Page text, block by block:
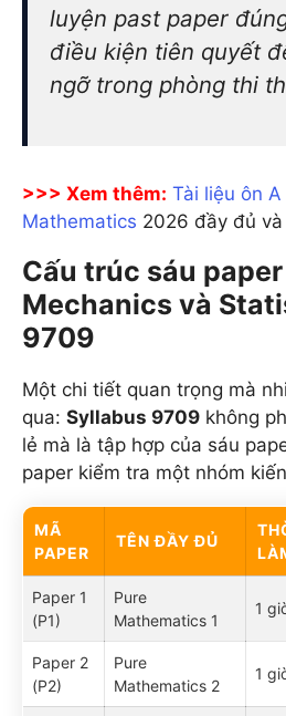
luyện past paper
điều kiện tiên quyết
ngỡ trong phòng thi
>>> Xem thêm: Tài liệu ôn
Mathematics 2026 đầy đủ
Cấu trúc sáu paper
Mechanics và
9709
Một chi tiết quan trọng mà
qua: Syllabus 9709 không
lẻ mà là tập hợp của sáu
paper kiểm tra một nhóm
MÃ
PAPER
TÊN ĐẦY ĐỦ
Paper 1
(P1)
Pure
Mathematics 1
1
Paper 2
(P2)
Pure
Mathematics 2
1